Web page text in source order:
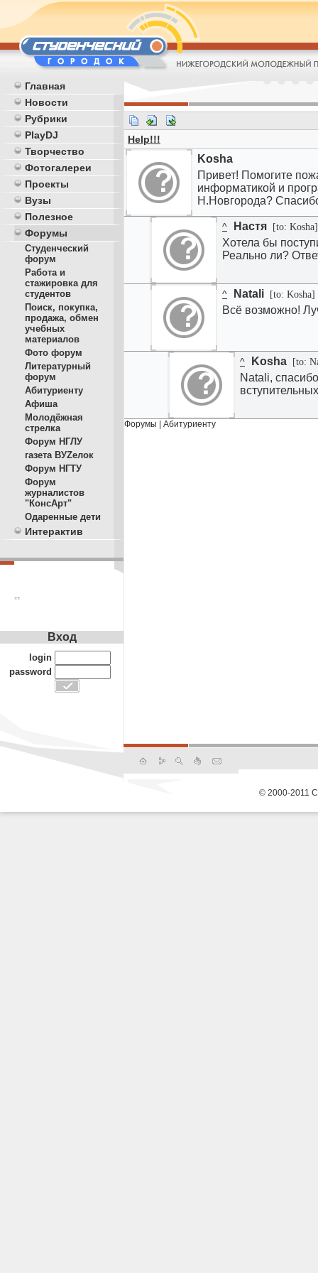
Главная
Новости
Рубрики
PlayDJ
Творчество
Фотогалереи
Проекты
Вузы
Полезное
Форумы
Студенческий
форум
Работа и
стажировка для
студентов
Поиск, покупка,
продажа, обмен
учебных
материалов
Фото форум
Литературный
форум
Абитуриенту
Афиша
Молодёжная
стрелка
Форум НГЛУ
газета ВУZелок
Форум НГТУ
Форум
журналистов
"КонсАрт"
Одаренные дети
Интерактив
**
Help!!!
Kosha
Привет! Помогите
информатикой и
Н.Новгорода?
^ Настя [to: Kosha]
Хотела бы
Реально ли?
^ Natali [to: Kosha]
Всё возможно!
^ Kosha [to:
Natali,
Форумы Абитуриенту
Вход
login
password
© 2000-2011